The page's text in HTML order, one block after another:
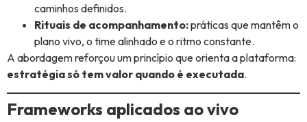
caminhos definidos.
Rituais de acompanhamento:práticas que mantêm o
plano vivo, o time alinhado e o ritmo constante.
A abordagem reforçou um princípio que orienta a plataforma:
estratégia só tem valor quando é executada.
Frameworks aplicados ao vivo